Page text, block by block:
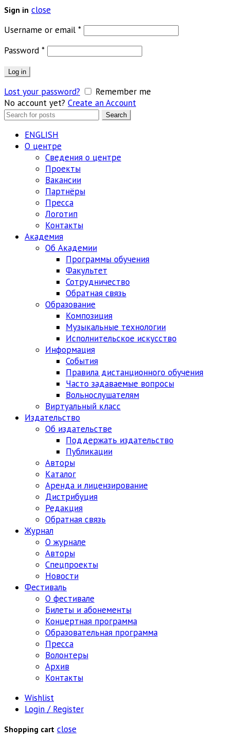
Sign in close
Username or email *Обязательно
Password *Обязательно
Log in
Lost your password?
Remember me
No account yet? Create an Account
Search
Search
ENGLISH
О центре
Сведения о центре
Проекты
Вакансии
Партнёры
Пресса
Логотип
Контакты
Академия
Об Академии
Программы обучения
Факультет
Сотрудничество
Обратная связь
Образование
Композиция
Музыкальные технологии
Исполнительское искусство
Информация
События
Правила дистанционного обучения
Часто задаваемые вопросы
Вольнослушателям
Виртуальный класс
Издательство
Об издательстве
Поддержать издательство
Публикации
Авторы
Каталог
Аренда и лицензирование
Дистрибуция
Редакция
Обратная связь
Журнал
О журнале
Авторы
Спецпроекты
Новости
Фестиваль
О фестивале
Билеты и абонементы
Концертная программа
Образовательная программа
Пресса
Волонтеры
Архив
Контакты
Wishlist
Login / Register
Shopping cart close